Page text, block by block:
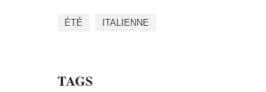
ÉTÉ ITALIENNE
TAGS